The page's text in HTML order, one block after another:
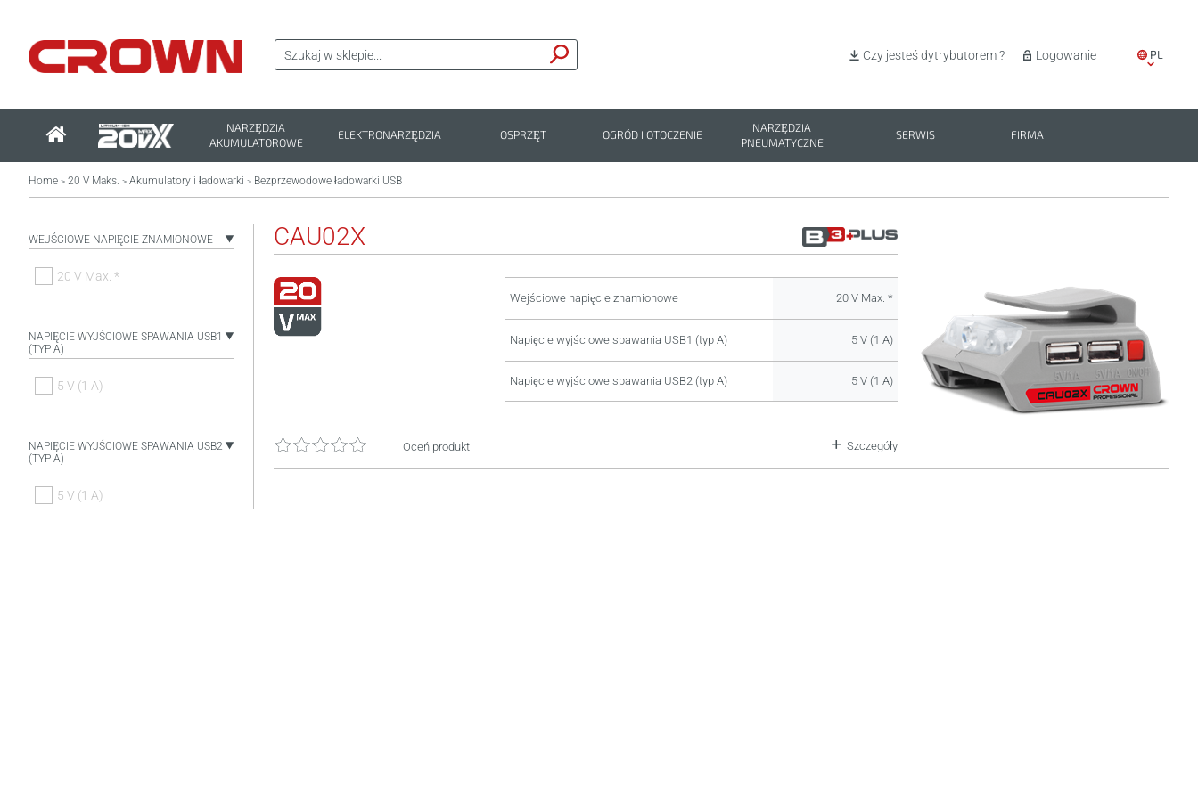
PL
Logowanie
Czy jesteś dytrybutorem ?
NARZĘDZIA
AKUMULATOROWE
ELEKTRONARZĘDZIA OSPRZĘT OGRÓD I OTOCZENIE
NARZĘDZIA
PNEUMATYCZNE
SERWIS FIRMA
Home > 20 V Maks. > Akumulatory i ładowarki > Bezprzewodowe ładowarki USB
WEJŚCIOWE NAPIĘCIE ZNAMIONOWE
20 V Max. *
NAPIĘCIE WYJŚCIOWE SPAWANIA USB1
(TYP A)
5 V (1 A)
NAPIĘCIE WYJŚCIOWE SPAWANIA USB2
(TYP A)
5 V (1 A)
CAU02X
Wejściowe napięcie znamionowe 20 V Max. *
Napięcie wyjściowe spawania USB1 (typ A) 5 V (1 A)
Napięcie wyjściowe spawania USB2 (typ A) 5 V (1 A)
Oceń produkt Szczegóły